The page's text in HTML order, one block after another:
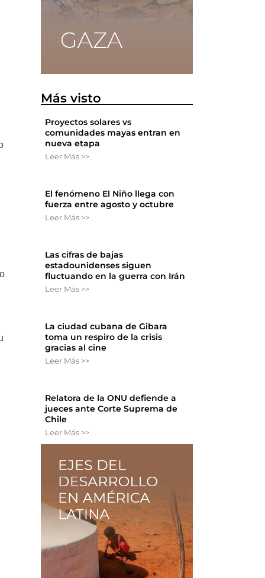
Más visto
Proyectos solares vs
comunidades mayas entran en
nueva etapa
Leer Más >>
El fenómeno El Niño llega con
fuerza entre agosto y octubre
Leer Más >>
Las cifras de bajas
estadounidenses siguen
fluctuando en la guerra con Irán
Leer Más >>
La ciudad cubana de Gibara
toma un respiro de la crisis
gracias al cine
Leer Más >>
Relatora de la ONU defiende a
jueces ante Corte Suprema de
Chile
Leer Más >>